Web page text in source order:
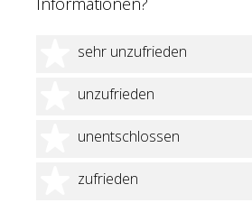
sehr unzufrieden
1 Stern
unzufrieden
2 Sterne
unentschlossen
3 Sterne
zufrieden
4 Sterne